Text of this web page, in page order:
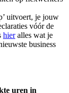
uitvoert, je jouw
vóór de
hieralles wat je
business
uren in